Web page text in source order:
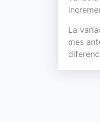
La
mes